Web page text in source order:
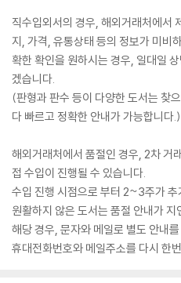
직수입외서의 경우, 해외거래처에서
지, 가격, 유통상태 등의 정보가 미비
확한 확인을 원하시는 경우, 일대일
겠습니다.
(판형과 판수 등이 다양한 도서는 찾
다 빠르고 정확한 안내가 가능합니다.)
해외거래처에서 품절인 경우, 2차 거
접 수입이 진행될 수 있습니다.
수입 진행 시점으로 부터 2~3주가
원활하지 않은 도서는 품절 안내가 지
해당 경우, 문자와 메일로 별도 안내
휴대전화번호와 메일주소를 다시 한